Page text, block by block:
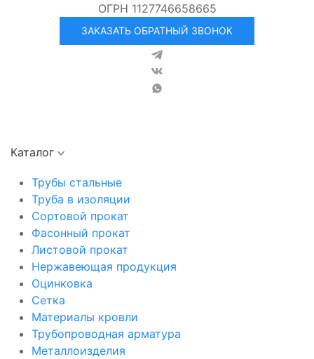
ОГРН 1127746658665
ЗАКАЗАТЬ ОБРАТНЫЙ ЗВОНОК
Каталог
Трубы стальные
Труба в изоляции
Сортовой прокат
Фасонный прокат
Листовой прокат
Нержавеющая продукция
Оцинковка
Сетка
Материалы кровли
Трубопроводная арматура
Металлоизделия